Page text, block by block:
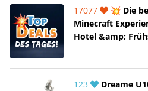
17077
💥 Die
Minecraft
Hotel &amp;
123
Dreame